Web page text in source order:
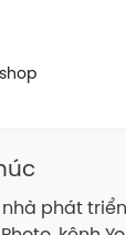
phát